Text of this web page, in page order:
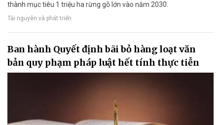
thành mục tiêu 1 triệu ha rừng gỗ lớn vào năm 2030.
Tài nguyên và phát triển
Ban hành Quyết định bãi bỏ hàng loạt văn
bản quy phạm pháp luật hết tính thực tiễn